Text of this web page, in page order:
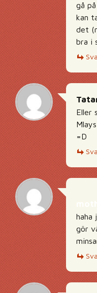
gå
kan
det
bra i
Eller
=D
haha
gör